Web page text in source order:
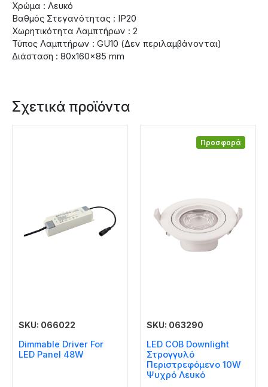
Χρώμα : Λευκό
Βαθμός Στεγανότητας : IP20
Χωρητικότητα Λαμπτήρων : 2
Τύπος Λαμπτήρων : GU10 (Δεν περιλαμβάνονται)
Διάσταση : 80x160x85 mm
Σχετικά προϊόντα
SKU: 066022
Dimmable Driver For
LED Panel 48W
Προσφορά
SKU: 063290
LED COB Downlight
Στρογγυλό
Περιστρεφόμενο 10W
Ψυχρό Λευκό